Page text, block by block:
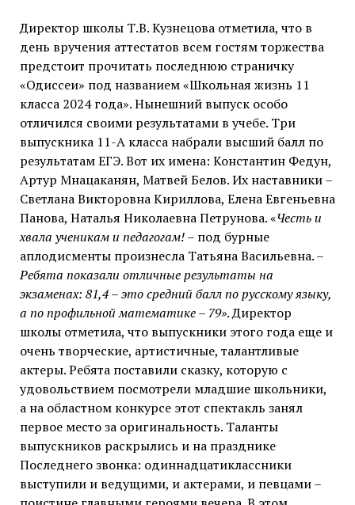
Директор школы Т.В. Кузнецова отметила, что в
день вручения аттестатов всем гостям торжества
предстоит прочитать последнюю страничку
«Одиссеи» под названием «Школьная жизнь 11
класса 2024 года». Нынешний выпуск особо
отличился своими результатами в учебе. Три
выпускника 11-А класса набрали высший балл по
результатам ЕГЭ. Вот их имена: Константин Федун,
Артур Мнацаканян, Матвей Белов. Их наставники –
Светлана Викторовна Кириллова, Елена Евгеньевна
Панова, Наталья Николаевна Петрунова. «Честь и
хвала ученикам и педагогам!– под бурные
аплодисменты произнесла Татьяна Васильевна. –
Ребята показали отличные результаты на
экзаменах: 81,4 – это средний балл по русскому языку,
а по профильной математике – 79». Директор
школы отметила, что выпускники этого года еще и
очень творческие, артистичные, талантливые
актеры. Ребята поставили сказку, которую с
удовольствием посмотрели младшие школьники,
а на областном конкурсе этот спектакль занял
первое место за оригинальность. Таланты
выпускников раскрылись и на празднике
Последнего звонка: одиннадцатиклассники
выступили и ведущими, и актерами, и певцами –